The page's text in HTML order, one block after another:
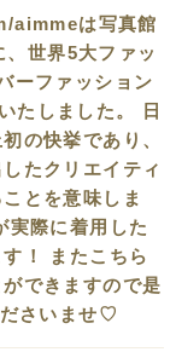
aimmeは写真館
世界5大ファッ
ーファッション
たしました。 日
の快挙であり、
たクリエイティ
とを意味しま
実際に着用した
！ またこちら
できますので是
さいませ♡